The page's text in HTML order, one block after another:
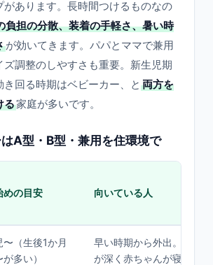
があります。長時間つけるものなの
負担の分散、装着の手軽さ、暑い時
が効いてきます。パパとママで兼用
ズ調整のしやすさも重要。新生児期
き回る時期はベビーカー、と 両方を
る家庭が多いです。
A型・B型・兼用を住環境で
めの目安 向いている人
〜（生後1か月
多い）
早い時期から外出。リク
が深く赤ちゃんが寝やす